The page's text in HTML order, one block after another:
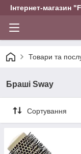
Інтернет-магазин
Товари та
Браші Sway
Сортування